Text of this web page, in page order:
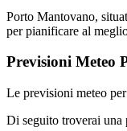
Porto Mantovano,
per pianificare al
Previsioni Meteo
Le previsioni meteo
Di seguito troverai una